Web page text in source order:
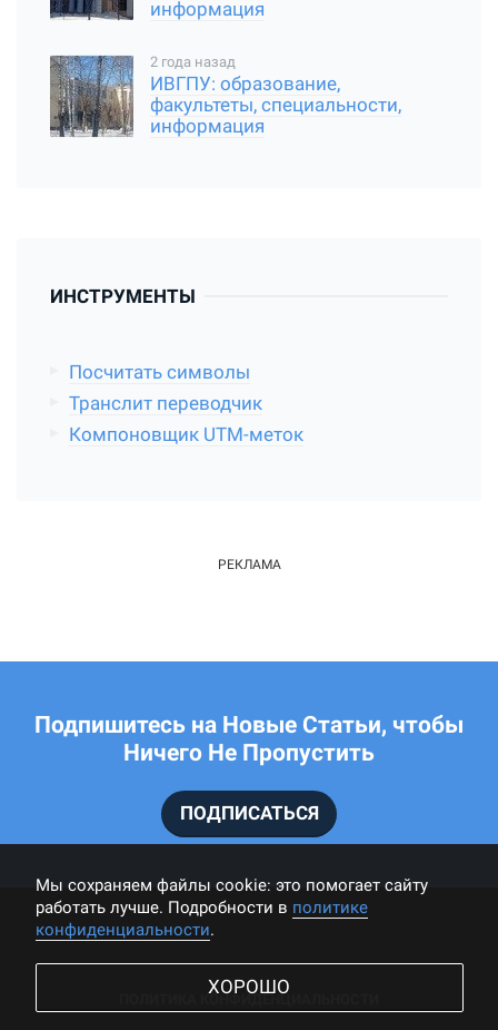
информация
2 года назад
ИВГПУ: образование,
факультеты, специальности,
информация
ИНСТРУМЕНТЫ
Посчитать символы
Транслит переводчик
Компоновщик UTM-меток
Подпишитесь на Новые Статьи, чтобы
Ничего Не Пропустить
ПОДПИСАТЬСЯ
ПОЛИТИКА КОНФИДЕНЦИАЛЬНОСТИ
Мы cохраняем файлы cookie: это помогает сайту
работать лучше. Подробности в политике
конфиденциальности.
ХОРОШО